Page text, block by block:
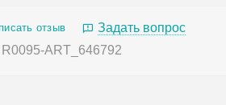
отзыв
Задать вопрос
R0095-ART_646792